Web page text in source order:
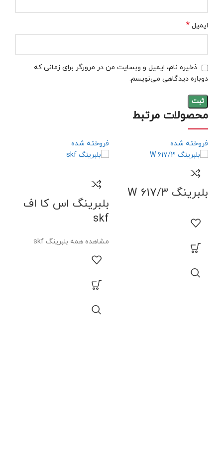
ایمیل *
ذخیره نام، ایمیل و وبسایت من در مرورگر برای زمانی که
دوباره دیدگاهی می‌نویسم.
محصولات مرتبط
فروخته شده
بلبرینگ W 617/3
فروخته شده
بلبرینگ اس کا اف
skf
مشاهده همه بلبرینگ skf